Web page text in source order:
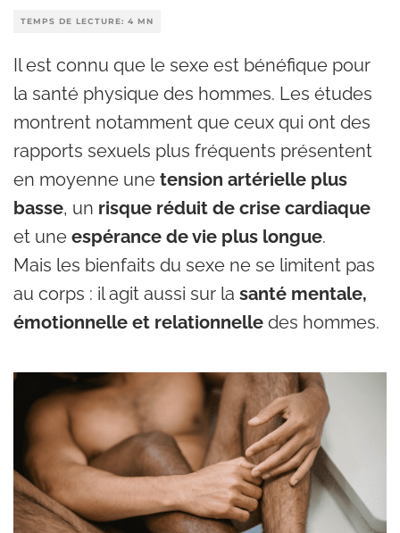
TEMPS DE LECTURE: 4 MN
Il est connu que le sexe est bénéfique pour
la santé physique des hommes. Les études
montrent notamment que ceux qui ont des
rapports sexuels plus fréquents présentent
en moyenne une tension artérielle plus
basse, un risque réduit de crise cardiaque
et une espérance de vie plus longue.
Mais les bienfaits du sexe ne se limitent pas
au corps : il agit aussi sur la santé mentale,
émotionnelle et relationnelle des hommes.